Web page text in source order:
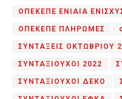
ΟΠΕΚΕΠΕ ΕΝΙΑΙΑ
ΟΠΕΚΕΠΕ ΠΛΗΡΩΜΕΣ
ΣΥΝΤΑΞΕΙΣ ΟΚΤΩΒΡΙΟΥ
ΣΥΝΤΑΞΙΟΥΧΟΙ 2022
ΣΥΝΤΑΞΙΟΥΧΟΙ ΔΕΚΟ